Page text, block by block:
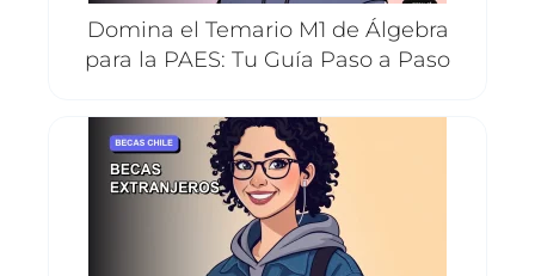
Domina el Temario M1 de Álgebra
para la PAES: Tu Guía Paso a Paso